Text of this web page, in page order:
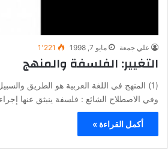
علي جمعة مايو 7, 1998 1٬221
التغيير: الفلسفة والمنهج
(1) المنهج في اللغة العربية هو الطريق
وفي الاصطلاح الشائع : فلسفة ينبثق عنها
أكمل القراءة »